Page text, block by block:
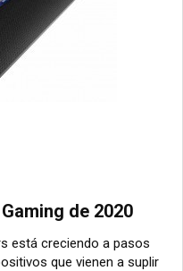
de 2020
está creciendo a pasos
que vienen a suplir